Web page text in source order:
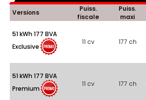
Versions
Puiss.
fiscale
Puiss.
maxi
51 kWh 177 BVA
Exclusive
11 cv 177 ch
51 kWh 177 BVA
Premium
11 cv 177 ch